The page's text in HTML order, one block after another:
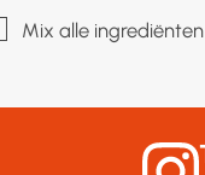
▢Mix alle